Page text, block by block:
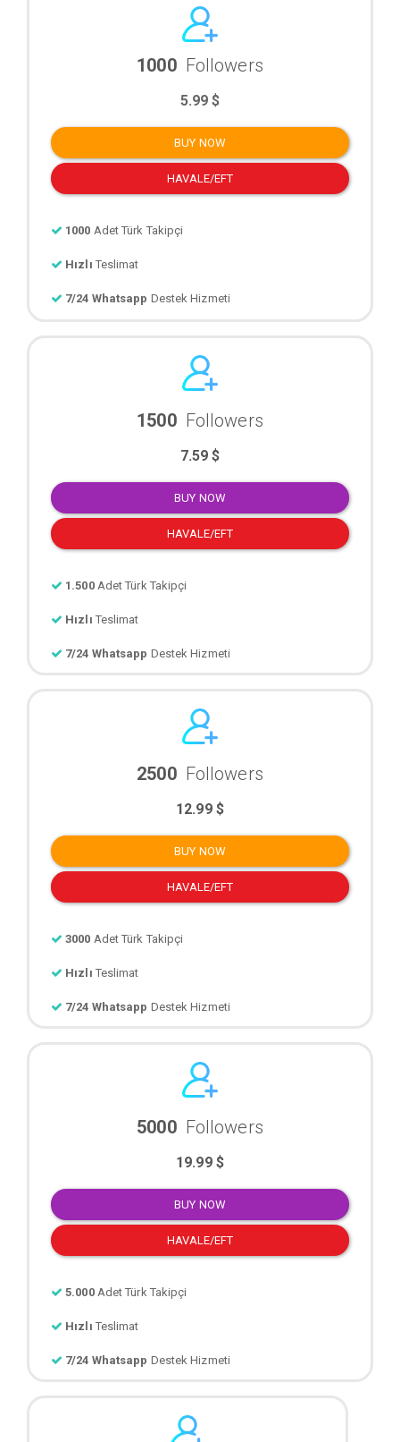
1000 Followers
5.99 $
BUY NOW
HAVALE/EFT
1000 Adet Türk Takipçi
Hızlı Teslimat
7/24 Whatsapp Destek Hizmeti
1500 Followers
7.59 $
BUY NOW
HAVALE/EFT
1.500 Adet Türk Takipçi
Hızlı Teslimat
7/24 Whatsapp Destek Hizmeti
2500 Followers
12.99 $
BUY NOW
HAVALE/EFT
3000 Adet Türk Takipçi
Hızlı Teslimat
7/24 Whatsapp Destek Hizmeti
5000 Followers
19.99 $
BUY NOW
HAVALE/EFT
5.000 Adet Türk Takipçi
Hızlı Teslimat
7/24 Whatsapp Destek Hizmeti